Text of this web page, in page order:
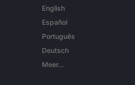
English
Español
Português
Deutsch
Meer...